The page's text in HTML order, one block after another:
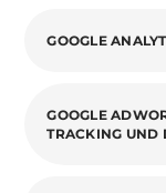
GOOGLE
GOOGLE
TRACKING UND